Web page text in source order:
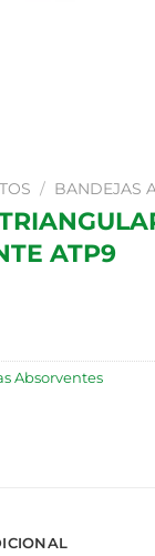
/ BANDEJAS
ATP9
Absorventes